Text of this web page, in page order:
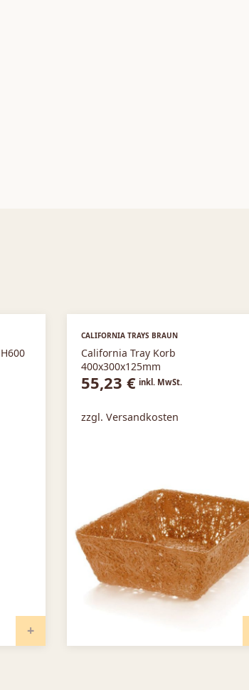
CALIFORNIA TRAYS BRAUN
California Tray Korb
400x300x125mm
55,23 € inkl. MwSt.
zzgl. Versandkosten